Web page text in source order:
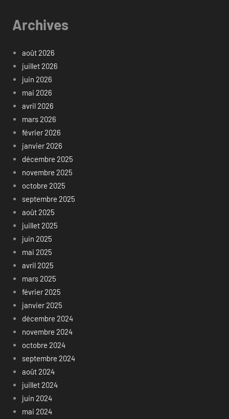
Archives
août 2026
juillet 2026
juin 2026
mai 2026
avril 2026
mars 2026
février 2026
janvier 2026
décembre 2025
novembre 2025
octobre 2025
septembre 2025
août 2025
juillet 2025
juin 2025
mai 2025
avril 2025
mars 2025
février 2025
janvier 2025
décembre 2024
novembre 2024
octobre 2024
septembre 2024
août 2024
juillet 2024
juin 2024
mai 2024